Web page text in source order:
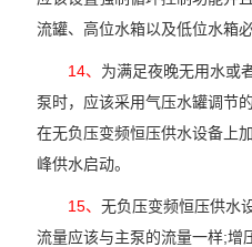
流罐、高位水箱以及低位水箱
14、 为满足夜晚无用水或
泵时，应该采用气压水罐调节
在无负压变频恒压供水设备上
峰供水启动。
15、 无负压变频恒压供水
流量应该与主泵的流量一样;增